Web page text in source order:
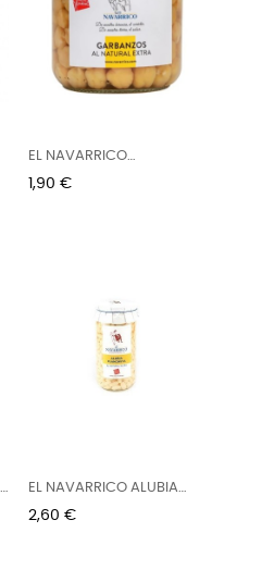
EL NAVARRICO
GARBANZOS AL...
Precio
1,90 €
EL NAVARRICO ALUBIA
BLANCA...
Precio
2,60 €